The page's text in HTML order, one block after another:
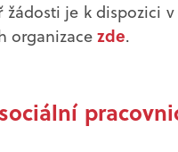
žádosti je k dispozici
organizace zde.